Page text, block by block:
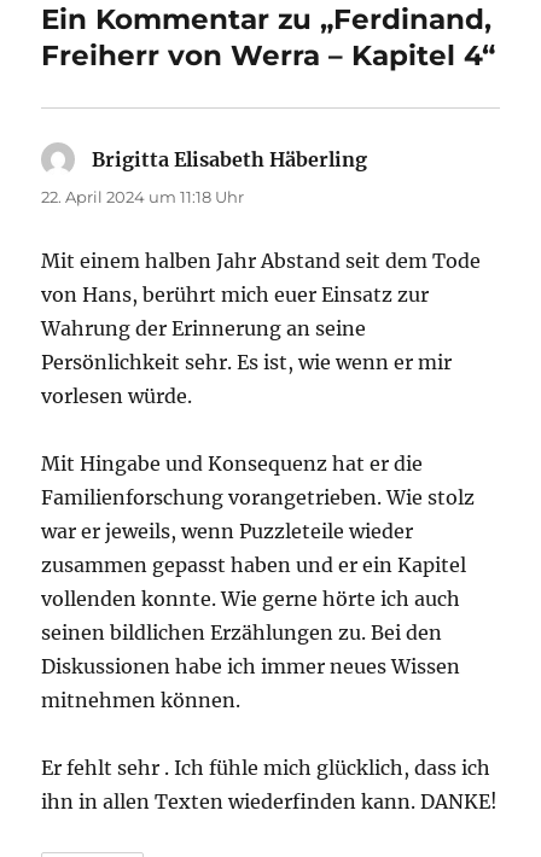
Ein Kommentar zu „Ferdinand,
Freiherr von Werra – Kapitel 4“
Brigitta Elisabeth Häberling
22. April 2024 um 11:18 Uhr
Mit einem halben Jahr Abstand seit dem Tode
von Hans, berührt mich euer Einsatz zur
Wahrung der Erinnerung an seine
Persönlichkeit sehr. Es ist, wie wenn er mir
vorlesen würde.
Mit Hingabe und Konsequenz hat er die
Familienforschung vorangetrieben. Wie stolz
war er jeweils, wenn Puzzleteile wieder
zusammen gepasst haben und er ein Kapitel
vollenden konnte. Wie gerne hörte ich auch
seinen bildlichen Erzählungen zu. Bei den
Diskussionen habe ich immer neues Wissen
mitnehmen können.
Er fehlt sehr . Ich fühle mich glücklich, dass ich
ihn in allen Texten wiederfinden kann. DANKE!